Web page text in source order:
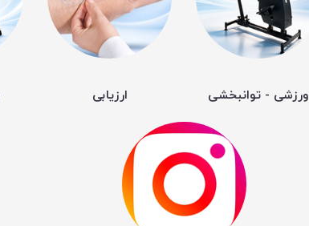
ورزشی - توانبخشی ارزیابی